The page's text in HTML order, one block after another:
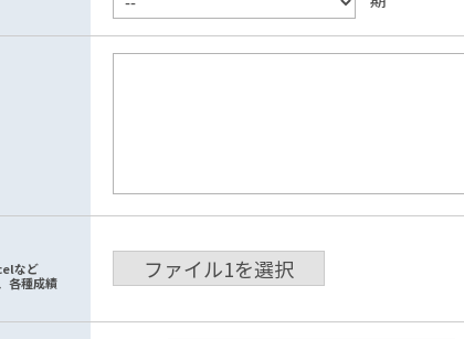
など
各種成績
ファイル1を選択